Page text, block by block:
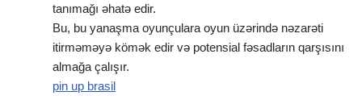
tanımağı əhatə edir.
Bu, bu yanaşma oyunçulara oyun üzərində nəzarəti
itirməməyə kömək edir və potensial fəsadların qarşısını
almağa çalışır.
pin up brasil